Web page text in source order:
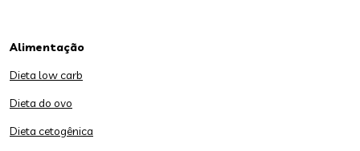
Alimentação
Dieta low carb
Dieta do ovo
Dieta cetogênica